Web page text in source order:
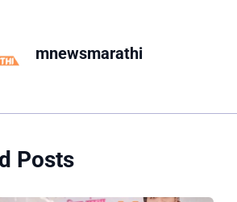
mnewsmarathi
Posts